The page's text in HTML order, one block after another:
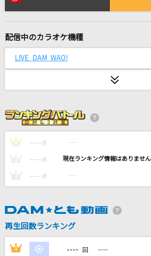
ロキ(Game Version)
楽園PROJECT
花束のかわりにメロディーを
清水翔太
サカナクション
TULIP(チューリップ)
あの世行きのバスに乗ってさらば。
ツユ
配信中のカラオケ機種
LIVE DAM WAO!
1 ---- 点 ----
---- 点 ----
3 ---- 点 ----
再生回数ランキング
1 ---- 回 ----